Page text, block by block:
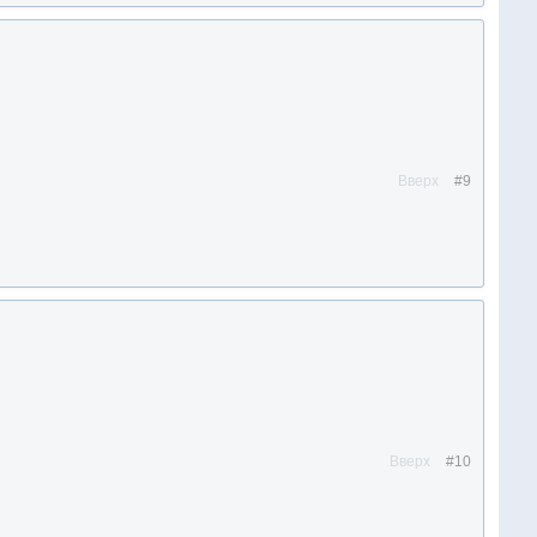
#9
Вверх
#10
Вверх